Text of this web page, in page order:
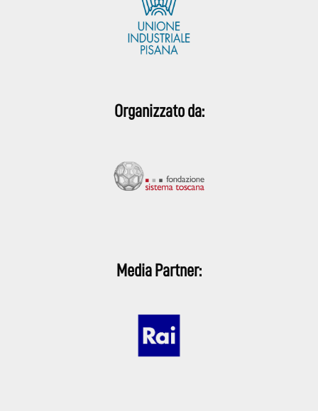
Organizzato da:
Media Partner: